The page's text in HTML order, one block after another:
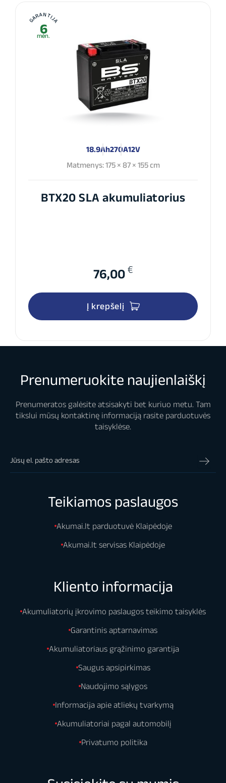
GARANTIJA
6
mėn.
18.9Ah270A12V
Matmenys: 175 × 87 × 155 cm
BTX20 SLA akumuliatorius
76,00 €
Į krepšelį
Prenumeruokite naujienlaiškį
Prenumeratos galėsite atsisakyti bet kuriuo metu. Tam
tikslui mūsų kontaktinę informaciją rasite parduotuvės
taisyklėse.
Teikiamos paslaugos
Akumai.lt parduotuvė Klaipėdoje
Akumai.lt servisas Klaipėdoje
Kliento informacija
Akumuliatorių įkrovimo paslaugos teikimo taisyklės
Garantinis aptarnavimas
Akumuliatoriaus grąžinimo garantija
Saugus apsipirkimas
Naudojimo sąlygos
Informacija apie atliekų tvarkymą
Akumuliatoriai pagal automobilį
Privatumo politika